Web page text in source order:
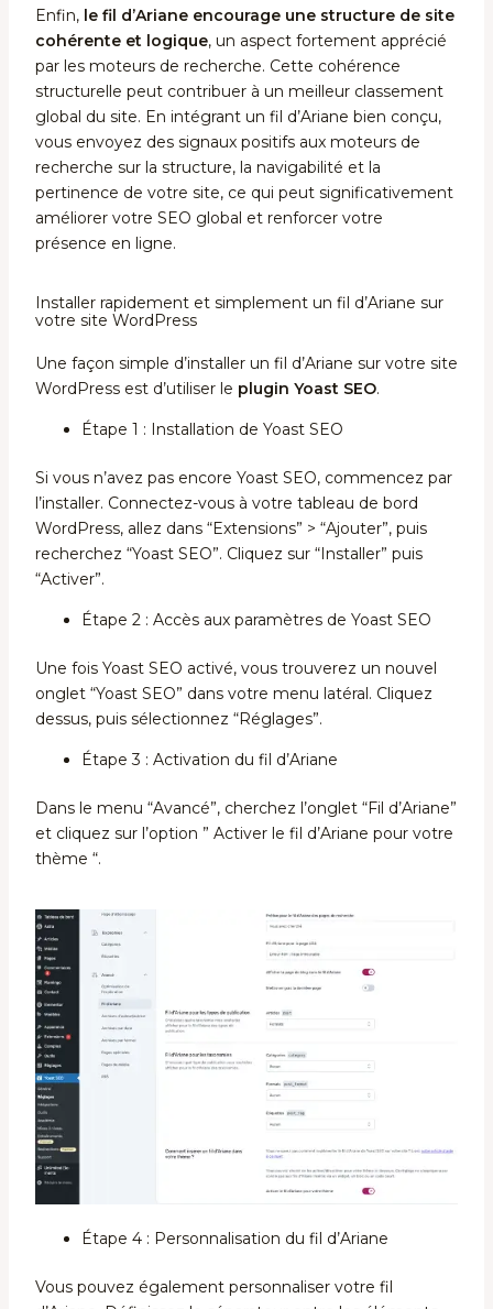
Enfin, le fil d’Ariane encourage une structure de site
cohérente et logique, un aspect fortement apprécié
par les moteurs de recherche. Cette cohérence
structurelle peut contribuer à un meilleur classement
global du site. En intégrant un fil d’Ariane bien conçu,
vous envoyez des signaux positifs aux moteurs de
recherche sur la structure, la navigabilité et la
pertinence de votre site, ce qui peut significativement
améliorer votre SEO global et renforcer votre
présence en ligne.
Installer rapidement et simplement un fil d’Ariane sur
votre site WordPress
Une façon simple d’installer un fil d’Ariane sur votre site
WordPress est d’utiliser le plugin Yoast SEO.
Étape 1 : Installation de Yoast SEO
Si vous n’avez pas encore Yoast SEO, commencez par
l’installer. Connectez-vous à votre tableau de bord
WordPress, allez dans “Extensions” > “Ajouter”, puis
recherchez “Yoast SEO”. Cliquez sur “Installer” puis
“Activer”.
Étape 2 : Accès aux paramètres de Yoast SEO
Une fois Yoast SEO activé, vous trouverez un nouvel
onglet “Yoast SEO” dans votre menu latéral. Cliquez
dessus, puis sélectionnez “Réglages”.
Étape 3 : Activation du fil d’Ariane
Dans le menu “Avancé”, cherchez l’onglet “Fil d’Ariane”
et cliquez sur l’option ” Activer le fil d’Ariane pour votre
thème “.
Étape 4 : Personnalisation du fil d’Ariane
Vous pouvez également personnaliser votre fil